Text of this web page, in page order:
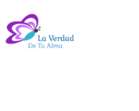
Saltar